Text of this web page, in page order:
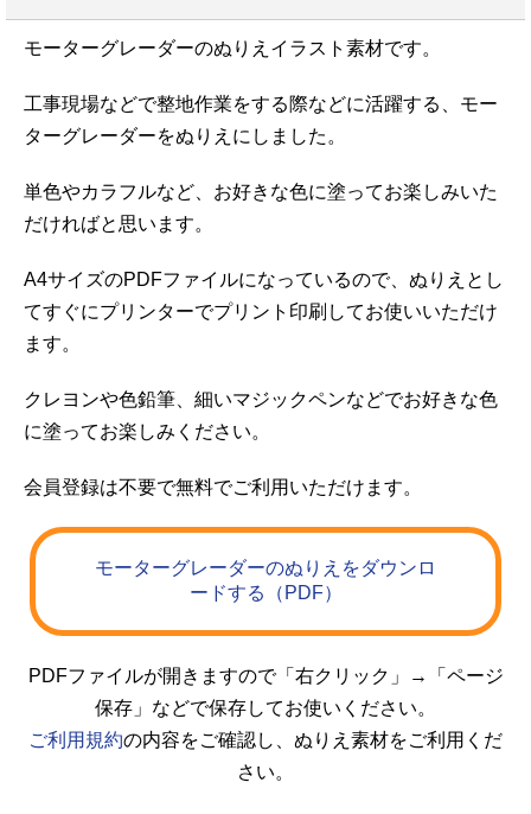
モーターグレーダーのぬりえイラスト素材です。
工事現場などで整地作業をする際などに活躍する、モー
ターグレーダーをぬりえにしました。
単色やカラフルなど、お好きな色に塗ってお楽しみいた
だければと思います。
A4サイズのPDFファイルになっているので、ぬりえとし
てすぐにプリンターでプリント印刷してお使いいただけ
ます。
クレヨンや色鉛筆、細いマジックペンなどでお好きな色
に塗ってお楽しみください。
会員登録は不要で無料でご利用いただけます。
モーターグレーダーのぬりえをダウンロ
ードする（PDF）
PDFファイルが開きますので「右クリック」→「ページ
保存」などで保存してお使いください。
ご利用規約の内容をご確認し、ぬりえ素材をご利用くだ
さい。